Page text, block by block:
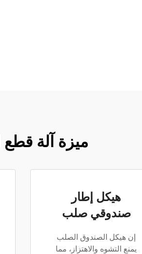
ميزة آلة
هيكل إطار
صندوقي صلب
إن هيكل الصندوق الصلب
يمنع التشوه والاهتزاز، مما